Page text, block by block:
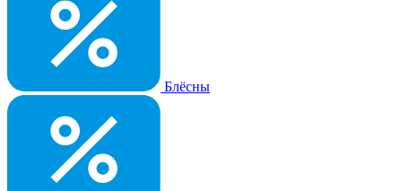
Блёсны